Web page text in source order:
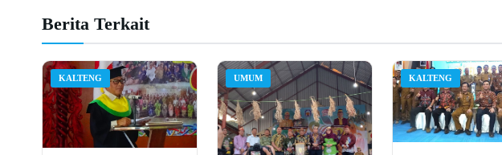
Berita Terkait
KALTENG UMUM KALTENG